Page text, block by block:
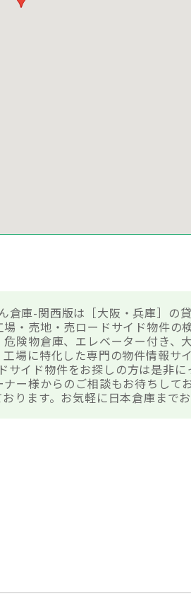
庫-関西版は［大阪・兵庫］の
・売地・売ロードサイド物件の
険物倉庫、エレベーター付き、
場に特化した専門の物件情報サ
イド物件をお探しの方は是非に
ー様からのご相談もお待ちして
ります。お気軽に日本倉庫まで